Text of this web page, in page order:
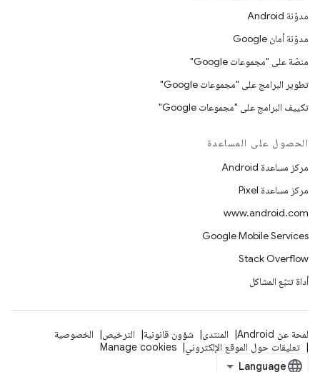
مدوّنة Android
مدوّنة أمان Google
منصّة على "مجموعات Google"
تطوير البرامج على "مجموعات Google"
تكييف البرامج على "مجموعات Google"
الحصول على المساعدة
مركز مساعدة Android
مركز مساعدة Pixel
www.android.com
Google Mobile Services
Stack Overflow
أداة تتبّع المشاكل
لمحة عن Android المنتدى شؤون قانونية الترخيص
الخصوصية
تعليقات حول الموقع الإلكتروني
Manage cookies